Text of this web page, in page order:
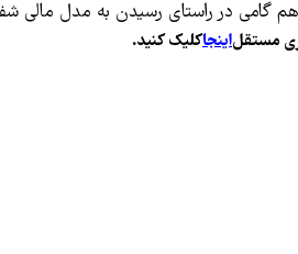
گامی در راستای رسیدن به مدل مالی
مستقلاینجاکلیک کنید.